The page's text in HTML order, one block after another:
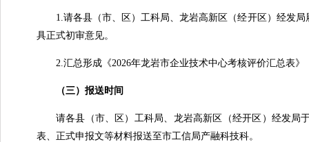
1.请各县（市、区）工科局、龙岩高新区（经开区）经发局
具正式初审意见。
2.汇总形成《2026年龙岩市企业技术中心考核评价汇总表》
（三）报送时间
请各县（市、区）工科局、龙岩高新区（经开区）经发局于
表、正式申报文等材料报送至市工信局产融科技科。